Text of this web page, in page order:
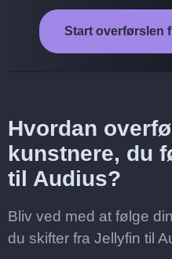
Start overførslen
Hvordan
kunstnere, du
til Audius?
Bliv ved med at følge
du skifter fra Jellyfin til